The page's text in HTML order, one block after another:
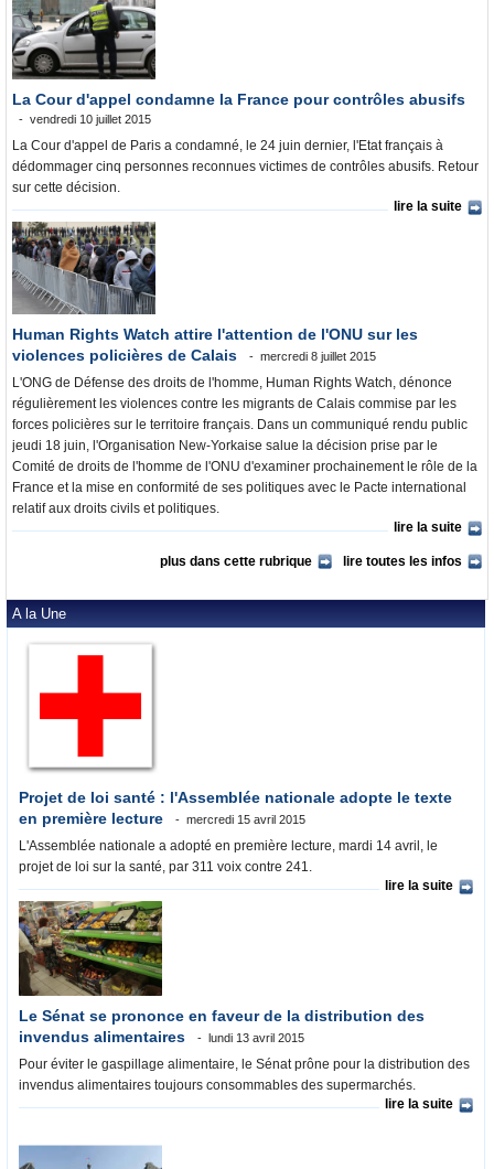
La Cour d'appel condamne la France pour contrôles abusifs
vendredi 10 juillet 2015
La Cour d'appel de Paris a condamné, le 24 juin dernier, l'Etat français à
dédommager cinq personnes reconnues victimes de contrôles abusifs. Retour
sur cette décision.
lire la suite
Human Rights Watch attire l'attention de l'ONU sur les
violences policières de Calais
mercredi 8 juillet 2015
L'ONG de Défense des droits de l'homme, Human Rights Watch, dénonce
régulièrement les violences contre les migrants de Calais commise par les
forces policières sur le territoire français. Dans un communiqué rendu public
jeudi 18 juin, l'Organisation New-Yorkaise salue la décision prise par le
Comité de droits de l'homme de l'ONU d'examiner prochainement le rôle de la
France et la mise en conformité de ses politiques avec le Pacte international
relatif aux droits civils et politiques.
lire la suite
plus dans cette rubrique lire toutes les infos
A la Une
Projet de loi santé : l'Assemblée nationale adopte le texte
en première lecture
mercredi 15 avril 2015
L'Assemblée nationale a adopté en première lecture, mardi 14 avril, le
projet de loi sur la santé, par 311 voix contre 241.
lire la suite
Le Sénat se prononce en faveur de la distribution des
invendus alimentaires
lundi 13 avril 2015
Pour éviter le gaspillage alimentaire, le Sénat prône pour la distribution des
invendus alimentaires toujours consommables des supermarchés.
lire la suite